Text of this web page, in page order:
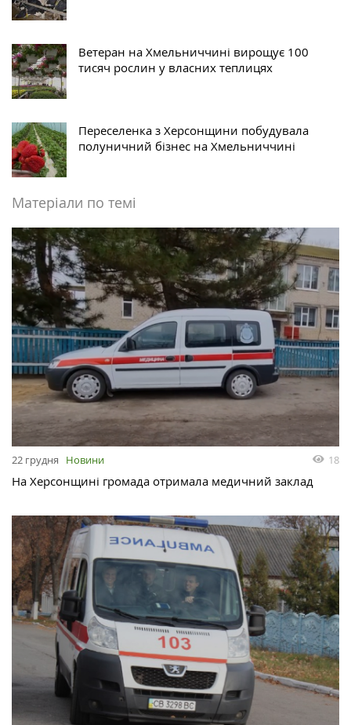
Ветеран на Хмельниччині вирощує 100
тисяч рослин у власних теплицях
Переселенка з Херсонщини побудувала
полуничний бізнес на Хмельниччині
Матеріали по темі
22 грудня Новини 18
На Херсонщині громада отримала медичний заклад